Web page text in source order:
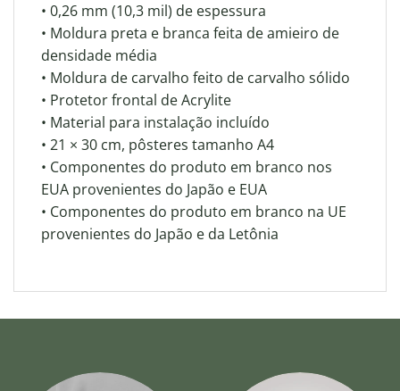
• 0,26 mm (10,3 mil) de espessura
• Moldura preta e branca feita de amieiro de
densidade média
• Moldura de carvalho feito de carvalho sólido
• Protetor frontal de Acrylite
• Material para instalação incluído
• 21 × 30 cm, pôsteres tamanho A4
• Componentes do produto em branco nos
EUA provenientes do Japão e EUA
• Componentes do produto em branco na UE
provenientes do Japão e da Letônia